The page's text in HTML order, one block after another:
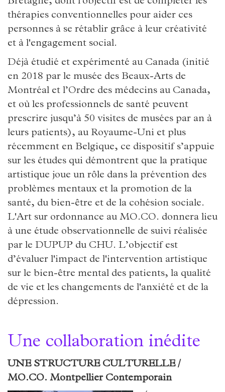
thérapies conventionnelles pour aider ces
personnes à se rétablir grâce à leur créativité
et à l'engagement social.
Déjà étudié et expérimenté au Canada (initié
en 2018 par le musée des Beaux-Arts de
Montréal et l’Ordre des médecins au Canada,
et où les professionnels de santé peuvent
prescrire jusqu’à 50 visites de musées par an à
leurs patients), au Royaume-Uni et plus
récemment en Belgique, ce dispositif s’appuie
sur les études qui démontrent que la pratique
artistique joue un rôle dans la prévention des
problèmes mentaux et la promotion de la
santé, du bien-être et de la cohésion sociale.
L'Art sur ordonnance au MO.CO. donnera lieu
à une étude observationnelle de suivi réalisée
par le DUPUP du CHU. L’objectif est
d’évaluer l'impact de l'intervention artistique
sur le bien-être mental des patients, la qualité
de vie et les changements de l'anxiété et de la
dépression.
Une collaboration inédite
UNE STRUCTURE CULTURELLE /
MO.CO. Montpellier Contemporain